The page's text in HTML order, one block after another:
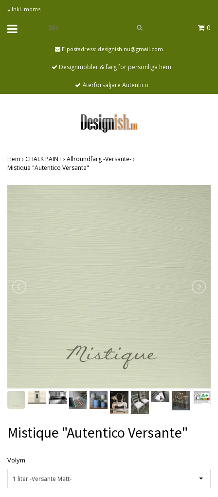
Inkl. moms
0
E-postadress: designish.nu@gmail.com
Designmöbler & färg för personliga hem
Återförsäljare Autentico
Hem › CHALK PAINT› Allroundfärg -Versante-›
Mistique "Autentico Versante"
Mistique "Autentico Versante"
Volym
1 liter -Versante Matt-